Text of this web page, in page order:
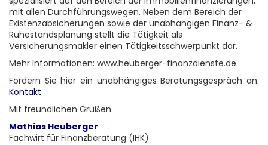
mit allen Durchführungswegen. Neben dem Bereich der
Existenzabsicherungen sowie der unabhängigen Finanz- &
Ruhestandsplanung stellt die Tätigkeit als
Versicherungsmakler einen Tätigkeitsschwerpunkt dar.
Mehr Informationen: www.heuberger-finanzdienste.de
Fordern Siehier ein unabhängiges Beratungsgespräch an.
Kontakt
Mit freundlichen Grüßen
Mathias Heuberger
Fachwirt für Finanzberatung (IHK)